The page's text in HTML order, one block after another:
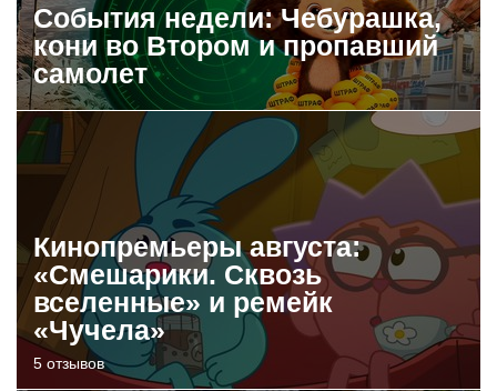
События недели: Чебурашка,
кони во Втором и пропавший
самолет
Кинопремьеры августа:
«Смешарики. Сквозь
вселенные» и ремейк
«Чучела»
5 отзывов